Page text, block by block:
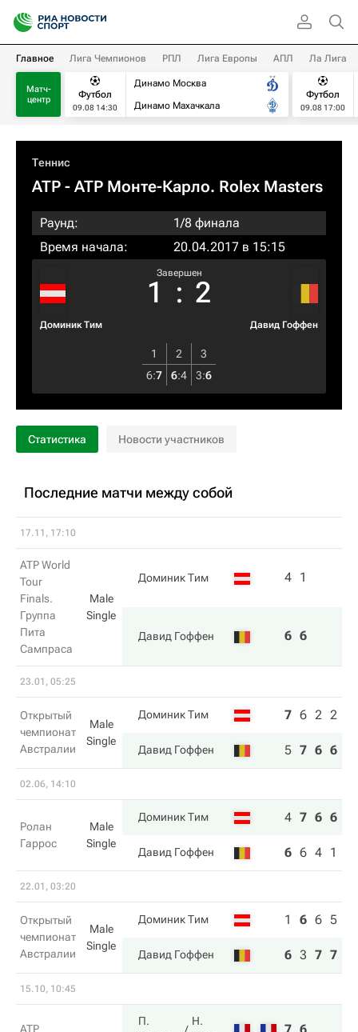
Главное Лига Чемпионов РПЛ Лига Европы АПЛ Ла Лига
Матч-
центр
Футбол
09.08 14:30
Динамо Москва
Динамо Махачкала
Футбол
09.08 17:00
Теннис
ATP - ATP Монте-Карло. Rolex Masters
Раунд:
1/8 финала
Время начала:
20.04.2017 в 15:15
Доминик Тим
Завершен
1 : 2
Давид Гоффен
1 2
3
6:7 6:4 3:6
Статистика Новости участников
Последние матчи между собой
17.11, 17:10
ATP World
Tour
Finals.
Группа
Пита
Сампраса
Male
Single
Доминик Тим 4 1
Давид Гоффен 6 6
23.01, 05:25
Открытый
чемпионат
Австралии
Male
Single
Доминик Тим 7 6 2 2
Давид Гоффен 5 7 6 6
02.06, 14:10
Ролан
Гаррос
Male
Single
Доминик Тим 4 7 6 6
Давид Гоффен 6 6 4 1
22.01, 03:20
Открытый
чемпионат
Австралии
Male
Single
Доминик Тим 1 6 6 5
Давид Гоффен 6 3 7 7
15.10, 10:45
ATP
П.
Н.